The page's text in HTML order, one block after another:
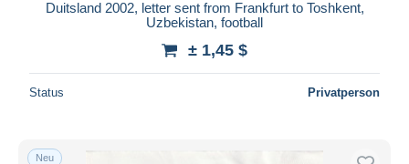
Duitsland 2002, letter sent from Frankfurt to Toshkent,
Uzbekistan, football
± 1,45 $
Status Privatperson
Neu